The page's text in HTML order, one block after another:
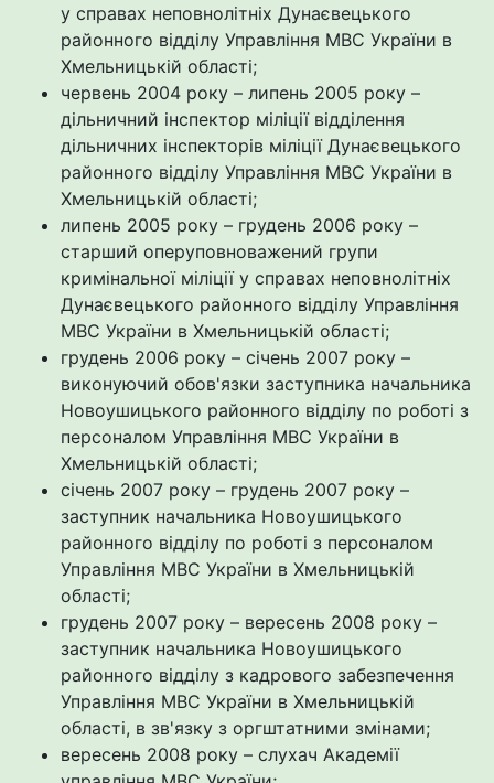
у справах неповнолітніх Дунаєвецького
районного відділу Управління МВС України в
Хмельницькій області;
червень 2004 року – липень 2005 року –
дільничний інспектор міліції відділення
дільничних інспекторів міліції Дунаєвецького
районного відділу Управління МВС України в
Хмельницькій області;
липень 2005 року – грудень 2006 року –
старший оперуповноважений групи
кримінальної міліції у справах неповнолітніх
Дунаєвецького районного відділу Управління
МВС України в Хмельницькій області;
грудень 2006 року – січень 2007 року –
виконуючий обов'язки заступника начальника
Новоушицького районного відділу по роботі з
персоналом Управління МВС України в
Хмельницькій області;
січень 2007 року – грудень 2007 року –
заступник начальника Новоушицького
районного відділу по роботі з персоналом
Управління МВС України в Хмельницькій
області;
грудень 2007 року – вересень 2008 року –
заступник начальника Новоушицького
районного відділу з кадрового забезпечення
Управління МВС України в Хмельницькій
області, в зв'язку з оргштатними змінами;
вересень 2008 року – слухач Академії